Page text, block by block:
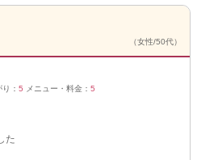
（女性/50代）
： 5 メニュー・料金： 5
た